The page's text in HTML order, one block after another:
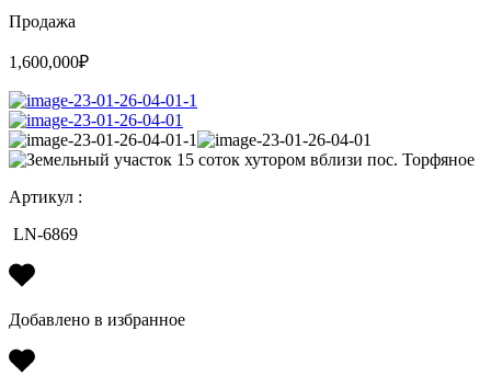
Продажа
1,600,000₽
Артикул :
LN-6869
Добавлено в избранное